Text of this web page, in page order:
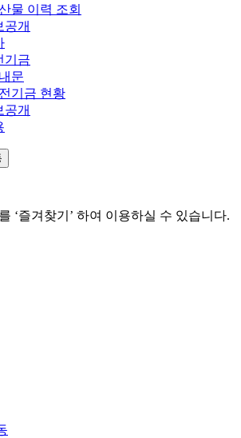
물 이력 조회
공개
기금
문
기금 현황
공개
‘즐겨찾기’ 하여 이용하실 수 있습니다.